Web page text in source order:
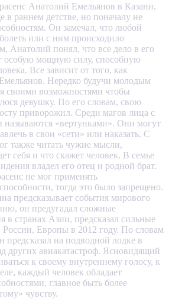
Анатолий Емельянов в Казани.
в раннем детстве, но поначалу не
Он замечал, что любой
или с ним происходило
Анатолий понял, что все дело в его
особую мощную силу, способную
Все зависит от того, как
Нередко будучи молодым
своими возможностями чтобы
девушку. По его словам, свою
приворожил. Среди магов лица с
называются «вертунками». Они могут
в свои «сети» или наказать. С
также читать чужие мысли,
себя и что скажет человек. В семье
владел его отец и родной брат.
не мог применять
тогда это было запрещено.
предсказывает события мирового
он предугадал сложные
в странах Азии, предсказал сильные
Европы в 2012 году. По словам
предсказал на подводной лодке в
других авиакатастроф. Ясновидящий
к своему внутреннему голосу, к
каждый человек обладает
главное быть более
чувству.